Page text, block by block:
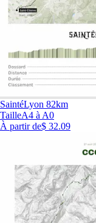
SaintéLyon 82km
TailleA4 à A0
À partir de$ 32.09